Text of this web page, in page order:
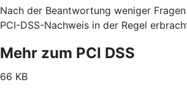
Nach der Beantwortung weniger
PCI-DSS-Nachweis in der Regel
Mehr zum PCI DSS
66 KB